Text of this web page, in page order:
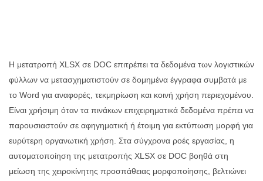
Η μετατροπή XLSX σε DOC επιτρέπει τα δεδομένα των λογιστικών
φύλλων να μετασχηματιστούν σε δομημένα έγγραφα συμβατά με
το Word για αναφορές, τεκμηρίωση και κοινή χρήση περιεχομένου.
Είναι χρήσιμη όταν τα πινάκων επιχειρηματικά δεδομένα πρέπει να
παρουσιαστούν σε αφηγηματική ή έτοιμη για εκτύπωση μορφή για
ευρύτερη οργανωτική χρήση. Στα σύγχρονα ροές εργασίας, η
αυτοματοποίηση της μετατροπής XLSX σε DOC βοηθά στη
μείωση της χειροκίνητης προσπάθειας μορφοποίησης, βελτιώνει